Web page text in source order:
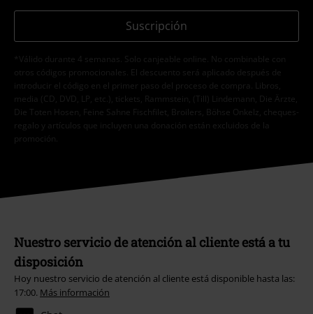
Suscripción
*Válido durante 4 semanas. Solo canjeable online. No combinable con
otros códigos promocionales. El descuento será aplicado después de
introducir el código en el primer paso del proceso de compra. Libros,
media (CD, DVD, LP, etc.), tickets, Rammstein, (Till) Lindemann, Die Ärzte,
Die Toten Hosen, Feine Sahne Fischfilet, Broilers, Böhse Onkelz, cheques-
regalo y artículos que incluyen una donación están excluidos de la
promoción.
Nuestro servicio de atención al cliente está a tu
disposición
Hoy nuestro servicio de atención al cliente está disponible hasta las:
17:00. Más información